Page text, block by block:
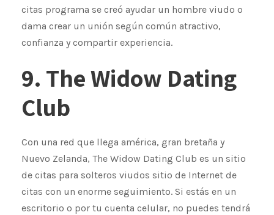
citas programa se creó ayudar un hombre viudo o
dama crear un unión según común atractivo,
confianza y compartir experiencia.
9. The Widow Dating
Club
Con una red que llega américa, gran bretaña y
Nuevo Zelanda, The Widow Dating Club es un sitio
de citas para solteros viudos sitio de Internet de
citas con un enorme seguimiento. Si estás en un
escritorio o por tu cuenta celular, no puedes tendrá